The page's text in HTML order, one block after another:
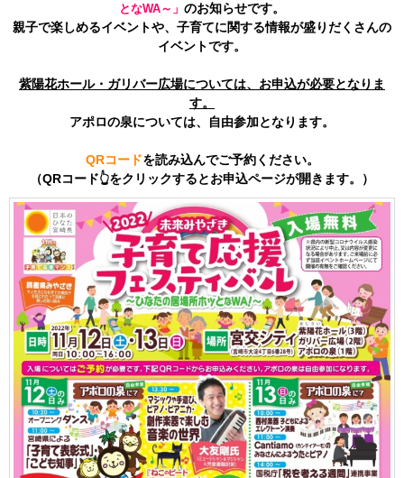
となWA～」 のお知らせです。
親子で楽しめるイベントや、子育てに関する情報が盛りだくさんの
イベントです。
紫陽花ホール・ガリバー広場については、お申込が必要となりま
す。
アポロの泉については、自由参加となります。
QRコードを読み込んでご予約ください。
（QRコード👆をクリックするとお申込ページが開きます。）